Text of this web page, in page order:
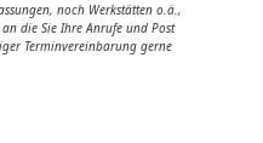
noch Werkstätten o.ä.,
die Sie Ihre Anrufe und Post
Terminvereinbarung gerne